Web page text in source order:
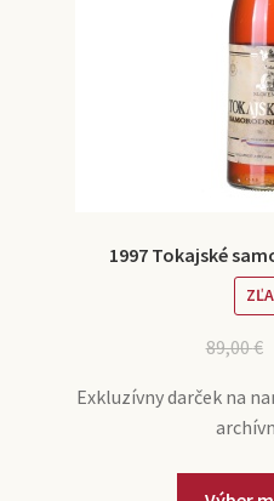
1997 Tokajské
89,00€
Exkluzívny darček na